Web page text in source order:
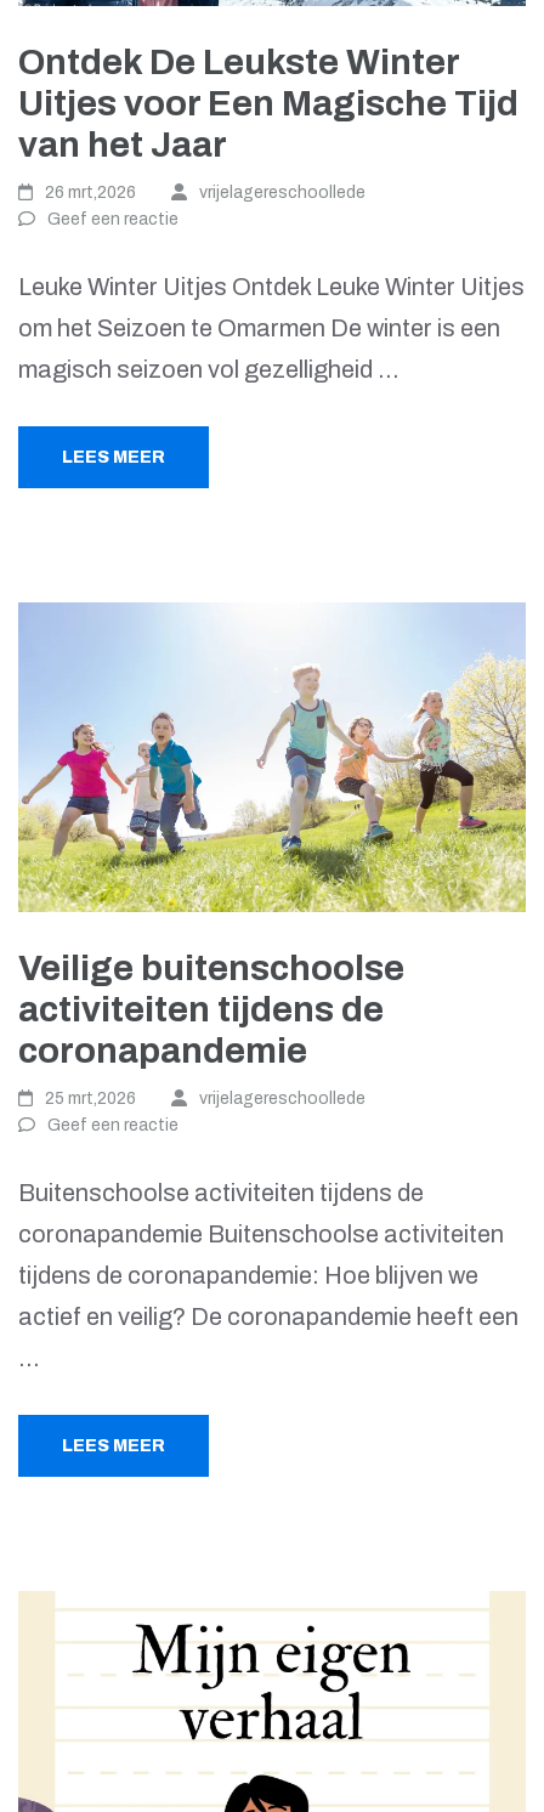
Ontdek De Leukste Winter
Uitjes voor Een Magische Tijd
van het Jaar
26 mrt,2026
vrijelagereschoollede
Geef een reactie
Leuke Winter Uitjes Ontdek Leuke Winter Uitjes
om het Seizoen te Omarmen De winter is een
magisch seizoen vol gezelligheid …
LEES MEER
Veilige buitenschoolse
activiteiten tijdens de
coronapandemie
25 mrt,2026
vrijelagereschoollede
Geef een reactie
Buitenschoolse activiteiten tijdens de
coronapandemie Buitenschoolse activiteiten
tijdens de coronapandemie: Hoe blijven we
actief en veilig? De coronapandemie heeft een
…
LEES MEER